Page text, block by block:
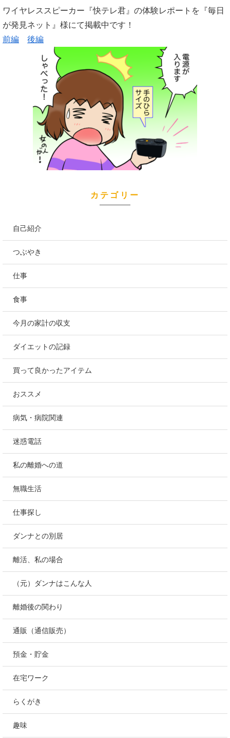
ワイヤレススピーカー『快テレ君』の体験レポートを『毎日
が発見ネット』様にて掲載中です！
前編
後編
カテゴリー
自己紹介
つぶやき
仕事
食事
今月の家計の収支
ダイエットの記録
買って良かったアイテム
おススメ
病気・病院関連
迷惑電話
私の離婚への道
無職生活
仕事探し
ダンナとの別居
離活、私の場合
（元）ダンナはこんな人
離婚後の関わり
通販（通信販売）
預金・貯金
在宅ワーク
らくがき
趣味